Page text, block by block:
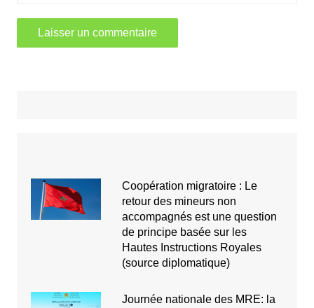
Coopération migratoire : Le
retour des mineurs non
accompagnés est une question
de principe basée sur les
Hautes Instructions Royales
(source diplomatique)
Journée nationale des MRE: la